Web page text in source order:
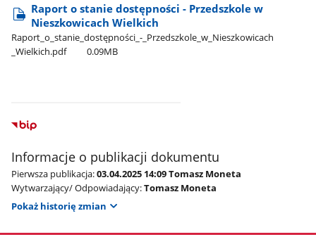
Raport o stanie dostępności - Przedszkole w
Nieszkowicach Wielkich
Raport​_o​_stanie​_dostępności​_-​_Przedszkole​_w​_Nieszkowicach​
_Wielkich.pdf
0.09MB
Informacje o publikacji dokumentu
Pierwsza publikacja:03.04.2025 14:09 Tomasz Moneta
Wytwarzający/ Odpowiadający:Tomasz Moneta
Pokaż historię zmian